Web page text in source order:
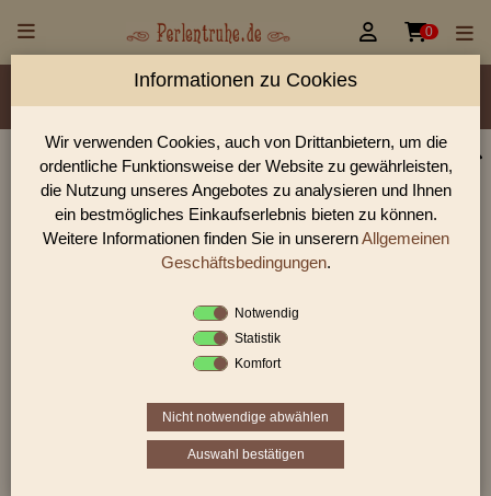
 0
Material/Glassorte Sorte/Form Farbe
Größen
Lochdurchmesser
Perlen Shop für mc-Schliff Perlen
In unserem Perlen Shop finden sie zahlreich mc-Schliff Perlen
und viele weiter Glasperlen.
Sie befinden sich in folgender Kategorie:
mc-Schliff Perlen
Informationen zu Cookies
Wir verwenden Cookies, auch von Drittanbietern, um die
ordentliche Funktionsweise der Website zu gewährleisten,
die Nutzung unseres Angebotes zu analysieren und Ihnen
ein bestmögliches Einkaufserlebnis bieten zu können.
Weitere Informationen finden Sie in unserernAllgemeinen
Geschäftsbedingungen.
Notwendig
Statistik
Komfort
Nicht notwendige abwählen
Auswahl bestätigen